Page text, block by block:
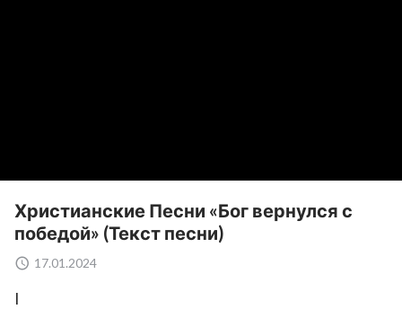
Христианские Песни «Бог вернулся с
победой» (Текст песни)
17.01.2024
I